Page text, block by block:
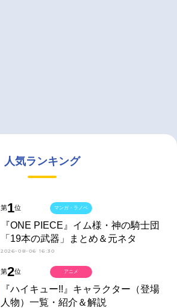
人気ランキング
第1位
『ONE PIECE』イム様・神の騎士団
「19本の武器」まとめ＆元ネタ
2026-08-06 16:30
マンガ・ラノベ
第2位
『ハイキュー!!』キャラクター（登場
人物）一覧・紹介＆解説
アニメ